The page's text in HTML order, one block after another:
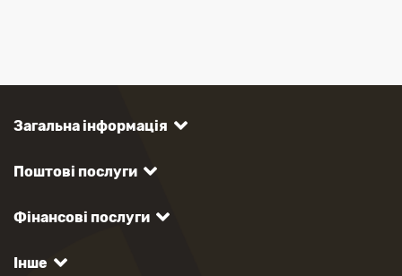
Загальна інформація
Поштові послуги
Фінансові послуги
Інше